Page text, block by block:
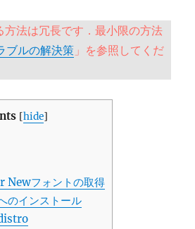
方法は冗長です．最小限の方法
ルの解決策 」を参照してくだ
[hide]
Newフォントの取得
のインストール